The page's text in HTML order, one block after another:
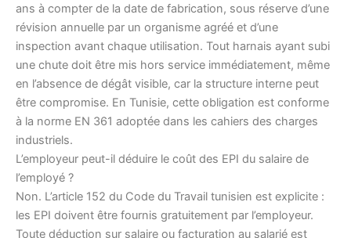
ans à compter de la date de fabrication, sous réserve d’une
révision annuelle par un organisme agréé et d’une
inspection avant chaque utilisation. Tout harnais ayant subi
une chute doit être mis hors service immédiatement, même
en l’absence de dégât visible, car la structure interne peut
être compromise. En Tunisie, cette obligation est conforme
à la norme EN 361 adoptée dans les cahiers des charges
industriels.
L’employeur peut-il déduire le coût des EPI du salaire de
l’employé ?
Non. L’article 152 du Code du Travail tunisien est explicite :
les EPI doivent être fournis gratuitement par l’employeur.
Toute déduction sur salaire ou facturation au salarié est